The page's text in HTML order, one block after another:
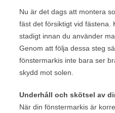
Nu är det dags att montera
fäst det försiktigt vid fästena.
stadigt innan du använder
Genom att följa dessa steg
fönstermarkis inte bara ser
skydd mot solen.
Underhåll och skötsel av
När din fönstermarkis är